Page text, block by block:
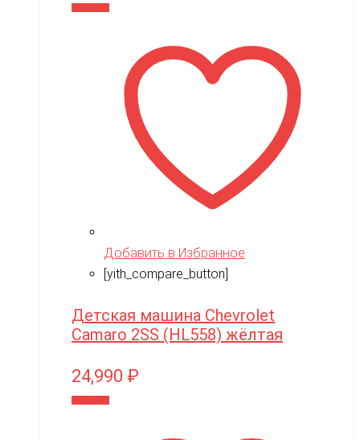
Добавить в Избранное
[yith_compare_button]
Детская машина Chevrolet
Camaro 2SS (HL558) жёлтая
24,990 ₽